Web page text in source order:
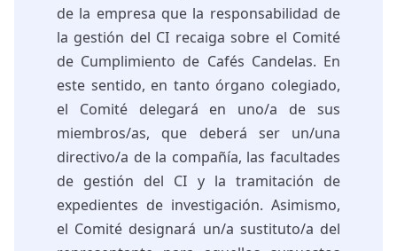
de la empresa que la responsabilidad de
la gestión del CI recaiga sobre el Comité
de Cumplimiento de Cafés Candelas. En
este sentido, en tanto órgano colegiado,
el Comité delegará en uno/a de sus
miembros/as, que deberá ser un/una
directivo/a de la compañía, las facultades
de gestión del CI y la tramitación de
expedientes de investigación. Asimismo,
el Comité designará un/a sustituto/a del